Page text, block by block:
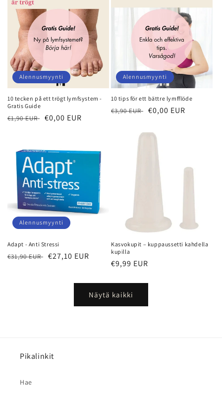
Alennusmyynti
10 tecken på ett trögt lymfsystem -
Gratis Guide
Normaalihinta
€1,90 EUR Myyntihinta
€0,00 EUR
Alennusmyynti
10 tips för ett bättre lymfflöde
Normaalihinta
€3,90 EUR Myyntihinta
€0,00 EUR
Alennusmyynti
Adapt - Anti Stressi
Normaalihinta
€31,90 EUR Myyntihinta
€27,10 EUR
Kasvokupit – kuppaussetti kahdella
kupilla
Normaalihinta
€9,99 EUR
Näytä kaikki
Pikalinkit
Hae